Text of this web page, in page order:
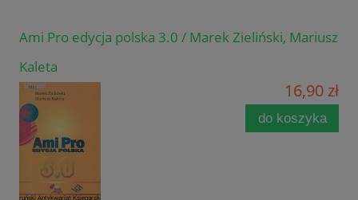
Ami Pro edycja polska 3.0 / Marek Zieliński, Mariusz
Kaleta
16,90 zł
do koszyka